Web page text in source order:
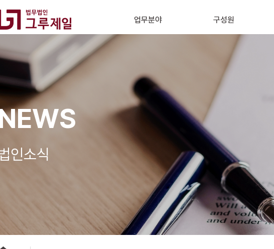
업무분야 구성원
인소식